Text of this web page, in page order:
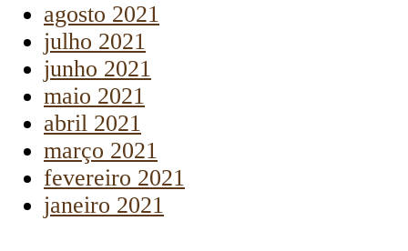
agosto 2021
julho 2021
junho 2021
maio 2021
abril 2021
março 2021
fevereiro 2021
janeiro 2021